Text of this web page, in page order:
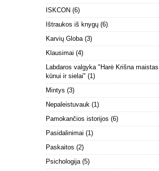
ISKCON (6)
Ištraukos iš knygų (6)
Karvių Globa (3)
Klausimai (4)
Labdaros valgyka "Harė Krišna maistas
kūnui ir sielai" (1)
Mintys (3)
Nepaleistuvauk (1)
Pamokančios istorijos (6)
Pasidalinimai (1)
Paskaitos (2)
Psichologija (5)